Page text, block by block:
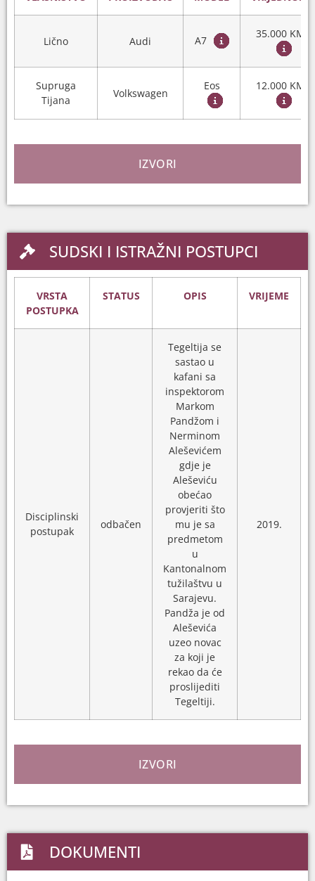
Lično Audi A7
35.000 KM
Supruga
Tijana
Volkswagen
Eos 12.000 KM
IZVORI
SUDSKI I ISTRAŽNI POSTUPCI
VRSTA
POSTUPKA
STATUS OPIS VRIJEME
Disciplinski
postupak
odbačen
Tegeltija se
sastao u
kafani sa
inspektorom
Markom
Pandžom i
Nerminom
Aleševićem
gdje je
Aleševiću
obećao
provjeriti što
mu je sa
predmetom
u
Kantonalnom
tužilaštvu u
Sarajevu.
Pandža je od
Aleševića
uzeo novac
za koji je
rekao da će
proslijediti
Tegeltiji.
2019.
IZVORI
DOKUMENTI